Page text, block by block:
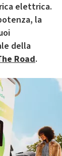
elettrica.
la
della
Road.